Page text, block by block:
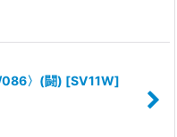
〉(闘) [SV11W]